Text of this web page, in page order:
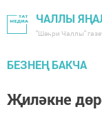
ЧАЛЛЫ
"Шәһри Чаллы"
БЕЗНЕҢ БАКЧА
Җиләкне